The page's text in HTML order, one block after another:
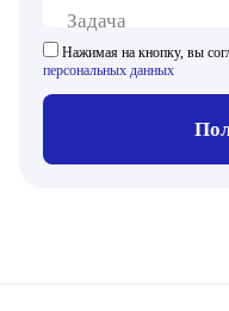
Задача
Нажимая на кнопку, вы
персональных данных